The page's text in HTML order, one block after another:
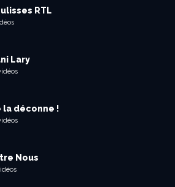
RTL
Lary
la déconne !
Nous